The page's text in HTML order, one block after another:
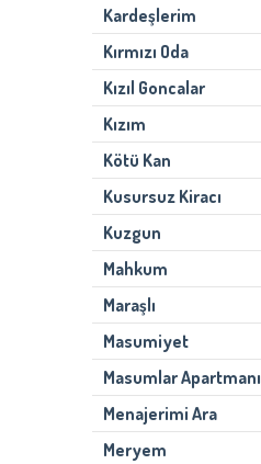
Kardeşlerim
Kırmızı Oda
Kızıl Goncalar
Kızım
Kötü Kan
Kusursuz Kiracı
Kuzgun
Mahkum
Maraşlı
Masumiyet
Masumlar Apartmanı
Menajerimi Ara
Meryem